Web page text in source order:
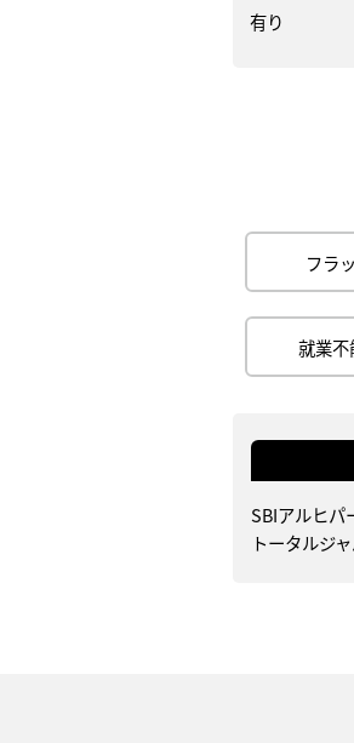
有り
フラ
就業
SBIアルヒパ
トータルジ